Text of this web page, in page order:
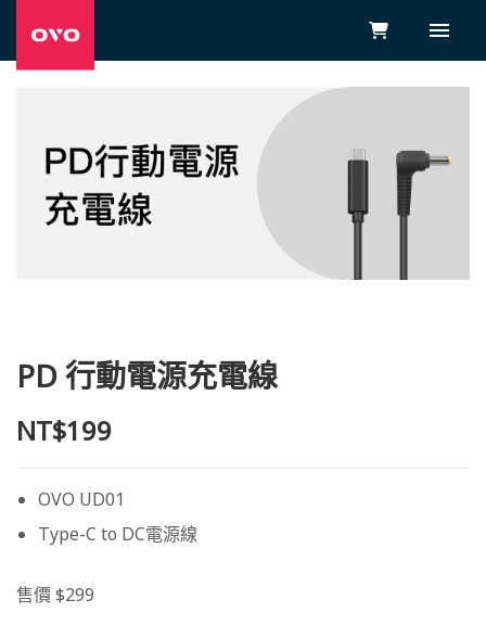
PD 行動電源充電線
NT$199
OVO UD01
Type-C to DC電源線
售價 $299